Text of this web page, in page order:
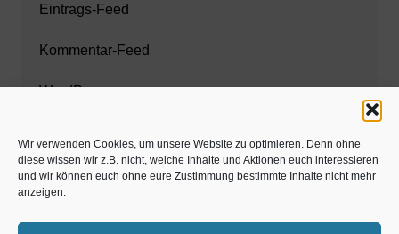
Wir verwenden Cookies, um unsere Website zu optimieren. Denn ohne
diese wissen wir z.B. nicht, welche Inhalte und Aktionen euch interessieren
und wir können euch ohne eure Zustimmung bestimmte Inhalte nicht mehr
anzeigen.
Eintrags-Feed
Kommentar-Feed
WordPress.org
Zahnarzt München
www.estaregistrierung.org – ESTA